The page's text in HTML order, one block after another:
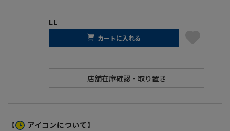
LL
カートに入れる
【 アイコンについて】